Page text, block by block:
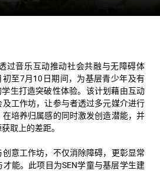
过音乐互动推动社会共融与无障碍体
至7月10日期间，为基层青少年及有
生打造突破性体验。该计划藉由互动
工作坊，让参与者透过多元媒介进行
培养归属感的同时激发创造潜能，并
取上的差距。
意工作坊，不仅消除障碍，更彰显常
能。此项目为SEN学童与基层学生建